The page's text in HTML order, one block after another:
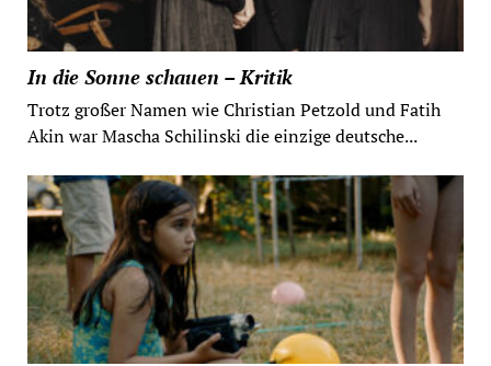
In die Sonne schauen – Kritik
Trotz großer Namen wie Christian Petzold und Fatih
Akin war Mascha Schilinski die einzige deutsche...